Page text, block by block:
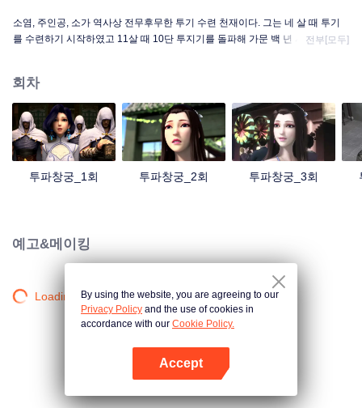
소염, 주인공, 소가 역사상 전무후무한 투기 수련 천재이다. 그는 네 살 때 투기
를 수련하기 시작하였고 11살 때 10단 투지기를 돌파해 가문 백 년 사상 최연소
다...온갖 시련이 찾아왔다. 바로 그가 절망에 빠질 때, 한 가닥의 영혼이 그의 손
에 있는 반지에서 나타났고 새로운 문을 열어주었다.
전부[모두]
회차
투파창궁_1회 투파창궁_2회 투파창궁_3회
예고&메이킹
Loading…By using the website, you are agreeing to our
Privacy Policy and the use of cookies in
accordance with our Cookie Policy.
Accept